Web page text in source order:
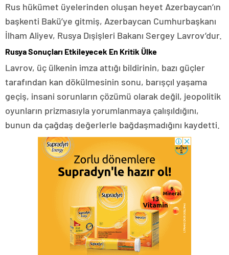
Rus hükümet üyelerinden oluşan heyet Azerbaycan’ın
başkenti Bakü’ye gitmiş, Azerbaycan Cumhurbaşkanı
İlham Aliyev, Rusya Dışişleri Bakanı Sergey Lavrov’dur.
Rusya Sonuçları Etkileyecek En Kritik Ülke
Lavrov, üç ülkenin imza attığı bildirinin, bazı güçler
tarafından kan dökülmesinin sonu, barışçıl yaşama
geçiş, insani sorunların çözümü olarak değil, jeopolitik
oyunların prizmasıyla yorumlanmaya çalışıldığını,
bunun da çağdaş değerlerle bağdaşmadığını kaydetti.